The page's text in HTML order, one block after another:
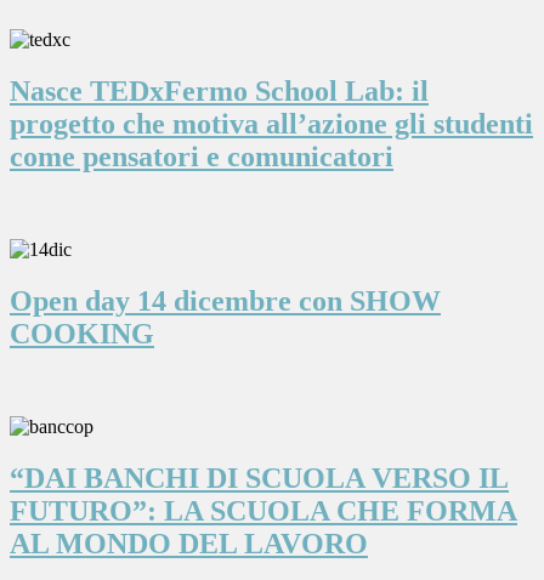
Nasce TEDxFermo School Lab: il
progetto che motiva all’azione gli studenti
come pensatori e comunicatori
Open day 14 dicembre con SHOW
COOKING
“DAI BANCHI DI SCUOLA VERSO IL
FUTURO”: LA SCUOLA CHE FORMA
AL MONDO DEL LAVORO